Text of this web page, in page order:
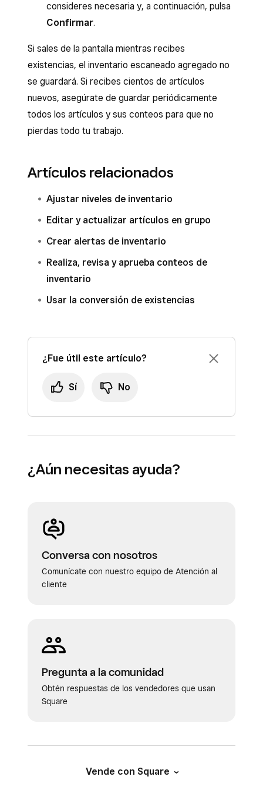
consideres necesaria y, a continuación, pulsa
Confirmar.
Si sales de la pantalla mientras recibes
existencias, el inventario escaneado agregado no
se guardará. Si recibes cientos de artículos
nuevos, asegúrate de guardar periódicamente
todos los artículos y sus conteos para que no
pierdas todo tu trabajo.
Artículos relacionados
Ajustar niveles de inventario
Editar y actualizar artículos en grupo
Crear alertas de inventario
Realiza, revisa y aprueba conteos de
inventario
Usar la conversión de existencias
¿Fue útil este artículo?
Sí No
¿Aún necesitas ayuda?
Conversa con nosotros
Comunícate con nuestro equipo de Atención al
cliente
Pregunta a la comunidad
Obtén respuestas de los vendedores que usan
Square
Vende con Square